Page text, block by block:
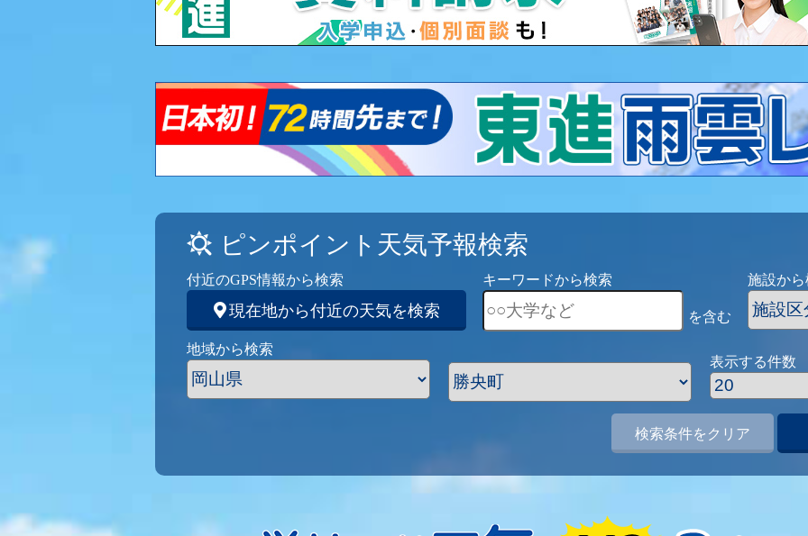
ピンポイント天気予報検索
付近のGPS情報から検索
現在地から付近の天気を検索
キーワードから検索
を含む
施設か
地域から検索
表示する件数
検索条件をクリア